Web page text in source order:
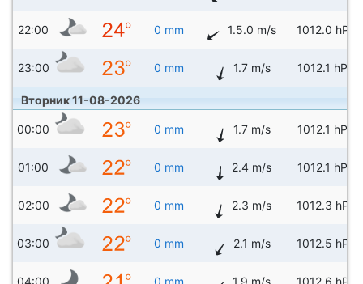
22:00 0 mm 1.5.0 m/s 1012.0 hPa
23:00 0 mm 1.7 m/s 1012.1 hPa
Вторник 11-08-2026
00:00 0 mm 1.7 m/s 1012.1 hPa
01:00 0 mm 2.4 m/s 1012.1 hPa
02:00 0 mm 2.3 m/s 1012.3 hPa
03:00 0 mm 2.1 m/s 1012.5 hPa
04:00 0 mm 1.9 m/s 1012.6 hPa